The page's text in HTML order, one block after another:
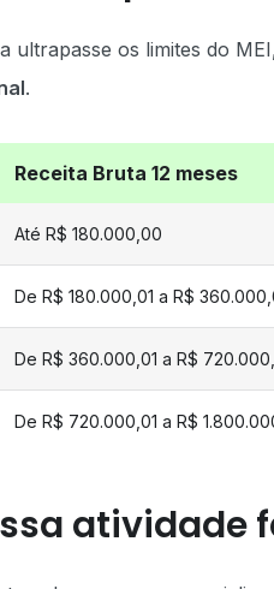
ultrapasse os limites do
.
Receita Bruta 12 meses
Até R$ 180.000,00
De R$ 180.000,01 a R$
De R$ 360.000,01 a R$
De R$ 720.000,01 a R$
atividade